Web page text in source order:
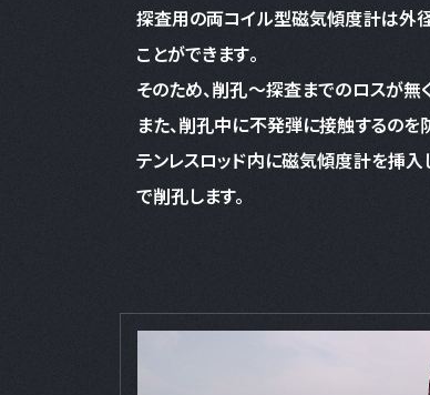
探査用の両コイル型磁気傾度計は外
ことができます。
そのため、削孔～探査までのロスが無
また、削孔中に不発弾に接触するのを
テンレスロッド内に磁気傾度計を挿
で削孔します。